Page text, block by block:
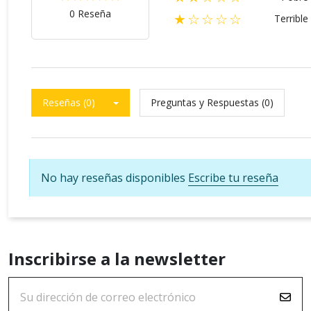
0 Reseña ★☆☆☆☆ Terrible
Reseñas (0) Preguntas y Respuestas (0)
No hay reseñas disponibles Escribe tu reseña
Inscribirse a la newsletter